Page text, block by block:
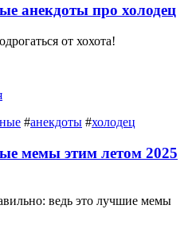
анекдоты про холодец
от хохота!
#анекдоты #холодец
мемы этим летом 2025
ведь это лучшие мемы